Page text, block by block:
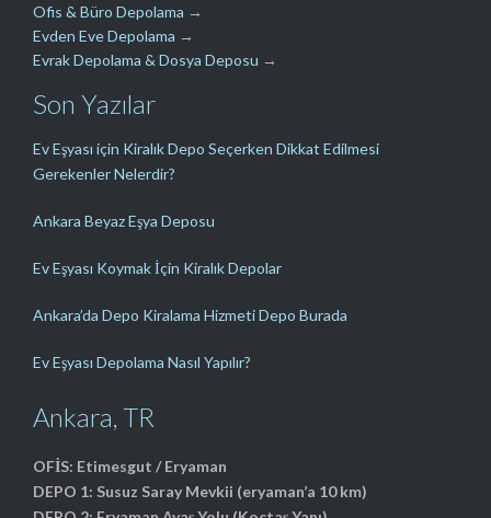
Ofis & Büro Depolama →
Evden Eve Depolama →
Evrak Depolama & Dosya Deposu →
Son Yazılar
Ev Eşyası için Kiralık Depo Seçerken Dikkat Edilmesi
Gerekenler Nelerdir?
Ankara Beyaz Eşya Deposu
Ev Eşyası Koymak İçin Kiralık Depolar
Ankara’da Depo Kiralama Hizmeti Depo Burada
Ev Eşyası Depolama Nasıl Yapılır?
Ankara, TR
OFİS: Etimesgut / Eryaman
DEPO 1: Susuz Saray Mevkii (eryaman’a 10 km)